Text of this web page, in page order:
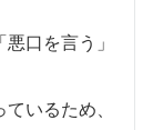
口を言う」
いるため、